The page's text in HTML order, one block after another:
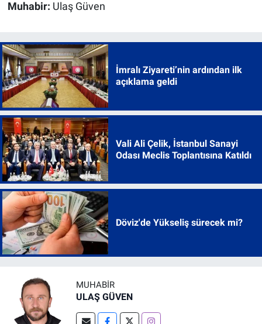
Muhabir: Ulaş Güven
İmralı Ziyareti’nin ardından ilk
açıklama geldi
Vali Ali Çelik, İstanbul Sanayi
Odası Meclis Toplantısına Katıldı
Döviz'de Yükseliş sürecek mi?
MUHABIR
ULAŞ GÜVEN